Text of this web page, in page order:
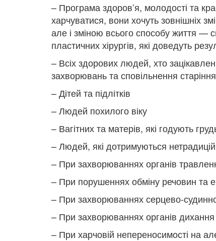
– Програма здоров’я, молодості та
харчуватися, вони хочуть зовнішніх
але і зміною всього способу життя —
пластичних хірургів, які доведуть
– Всіх здорових людей, хто
захворювань та сповільнення старіння
– Дітей та підлітків
– Людей похилого віку
– Вагітних та матерів, які годують
– Людей, які дотримуються
– При захворюваннях органів
– При порушеннях обміну речовин та
– При захворюваннях серцево-
– При захворюваннях органів дихання
– При харчовій непереносимості на